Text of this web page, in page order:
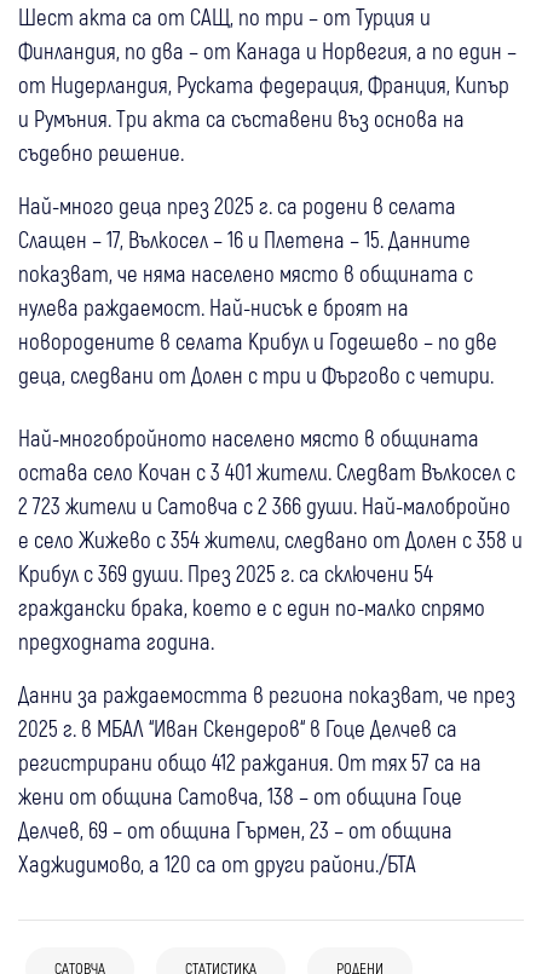
Шест акта са от САЩ, по три – от Турция и
Финландия, по два – от Канада и Норвегия, а по един –
от Нидерландия, Руската федерация, Франция, Кипър
и Румъния. Три акта са съставени въз основа на
съдебно решение.
Най-много деца през 2025 г. са родени в селата
Слащен – 17, Вълкосел – 16 и Плетена – 15. Данните
показват, че няма населено място в общината с
нулева раждаемост. Най-нисък е броят на
новородените в селата Крибул и Годешево – по две
деца, следвани от Долен с три и Фъргово с четири.
Най-многобройното населено място в общината
остава село Кочан с 3 401 жители. Следват Вълкосел с
2 723 жители и Сатовча с 2 366 души. Най-малобройно
е село Жижево с 354 жители, следвано от Долен с 358 и
Крибул с 369 души. През 2025 г. са сключени 54
граждански брака, което е с един по-малко спрямо
предходната година.
Данни за раждаемостта в региона показват, че през
2025 г. в МБАЛ “Иван Скендеров“ в Гоце Делчев са
регистрирани общо 412 раждания. От тях 57 са на
жени от община Сатовча, 138 – от община Гоце
Делчев, 69 – от община Гърмен, 23 – от община
Хаджидимово, а 120 са от други райони./БТА
САТОВЧА СТАТИСТИКА РОДЕНИ